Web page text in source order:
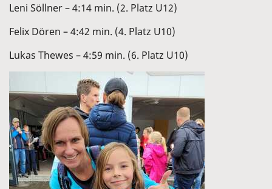
Leni Söllner – 4:14 min. (2. Platz U12)
Felix Dören – 4:42 min. (4. Platz U10)
Lukas Thewes – 4:59 min. (6. Platz U10)